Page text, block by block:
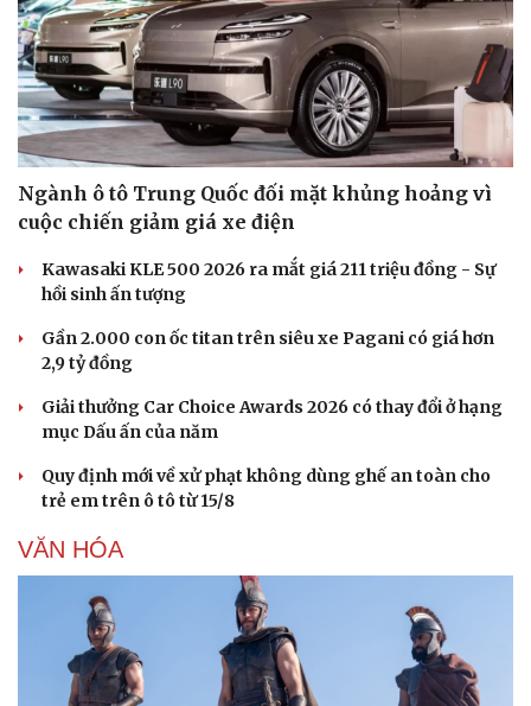
Ngành ô tô Trung Quốc đối mặt khủng hoảng vì
cuộc chiến giảm giá xe điện
Kawasaki KLE 500 2026 ra mắt giá 211 triệu đồng - Sự
hồi sinh ấn tượng
Gần 2.000 con ốc titan trên siêu xe Pagani có giá hơn
2,9 tỷ đồng
Giải thưởng Car Choice Awards 2026 có thay đổi ở hạng
mục Dấu ấn của năm
Quy định mới về xử phạt không dùng ghế an toàn cho
trẻ em trên ô tô từ 15/8
VĂN HÓA